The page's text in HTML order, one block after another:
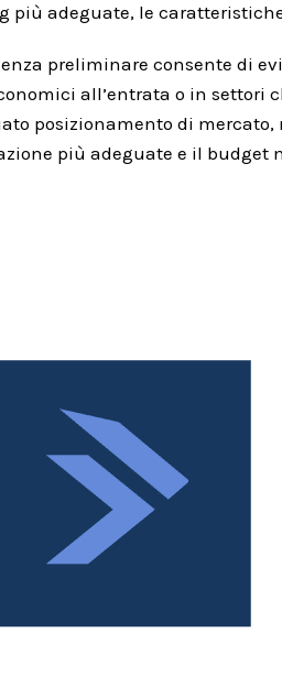
più adeguate, le
preliminare consente di
all’entrata o in
posizionamento di
più adeguate e il budget